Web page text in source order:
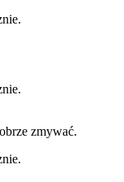
zmywać.